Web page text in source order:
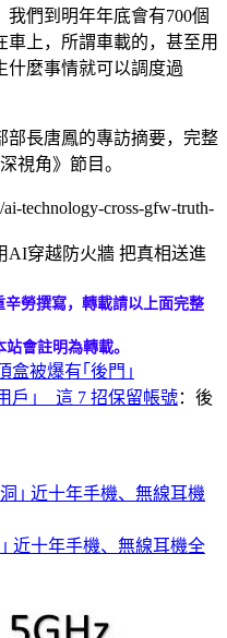
們到明年年底會有700個
上，所謂車載的，甚至用
什麼事情就可以調度過
部長唐鳳的專訪摘要，完整
視角》節目。
technology-cross-gfw-truth-
AI穿越防火牆 把真相送進
勞撰寫，轉載請以上面完整
會註明為轉載。
盒被爆有｢後門｣
戶｣ 這 7 招保留帳號：後
近十年手機、無線耳機全